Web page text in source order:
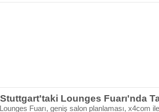
Stuttgart'taki Lounges Fuarı'nda
Fuarı, geniş salon planlaması, x4com